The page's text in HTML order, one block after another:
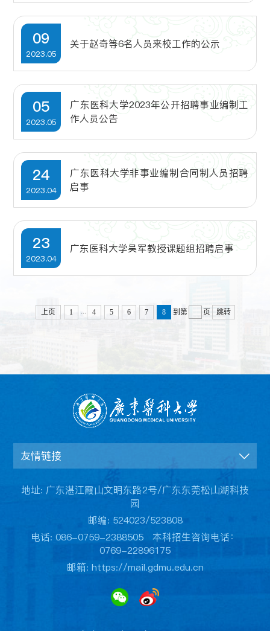
09
2023.05
关于赵奇等6名人员来校工作的公示
05
2023.05
广东医科大学2023年公开招聘事业编制工
作人员公告
24
2023.04
广东医科大学非事业编制合同制人员招聘
启事
23
2023.04
广东医科大学吴军教授课题组招聘启事
上页 1 ... 4 5 6 7 8 到第 页 跳转
友情链接
地址: 广东湛江霞山文明东路2号/广东东莞松山湖科技
园
邮编: 524023/523808
电话: 086-0759-2388505 本科招生咨询电话：
0769-22896175
邮箱: https://mail.gdmu.edu.cn